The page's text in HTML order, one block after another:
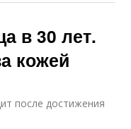
в 30 лет.
кожей
после достижения